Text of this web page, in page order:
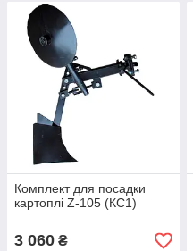
Комплект для посадки
картоплі Z-105 (КС1)
3 060 ₴